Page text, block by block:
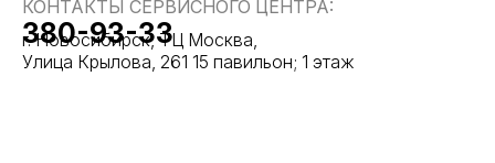
КОНТАКТЫ СЕРВИСНОГО ЦЕНТРА:
г. Новосибирск, ТЦ Москва,
Улица Крылова, 261 15 павильон; 1 этаж
380-93-33